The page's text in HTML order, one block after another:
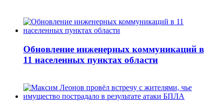
Обновление инженерных коммуникаций в
11 населенных пунктах области